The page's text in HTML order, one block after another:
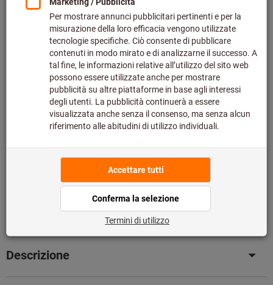
Nel carrello
Tempo di consegna stimato: 2-3 settimane
Si prega di notare i tempi di consegna prolungati:
Questo articolo si ordina direttamente dal produttore,
poiché non fa parte del nostro catalogo e pertanto non è
Aggiungi alla lista dei preferiti
Dettagli prodotto
Descrizione